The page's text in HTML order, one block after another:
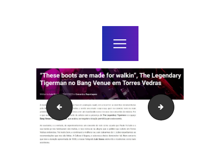
agenda / bilhetes
alugar
mais
Musica-em-DX-5 Musica-em-DX-7